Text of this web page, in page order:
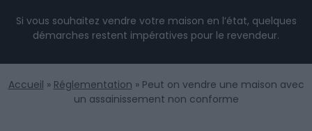
Si vous souhaitez vendre votre maison en l’état, quelques
démarches restent impératives pour le revendeur.
Accueil » Réglementation » Peut on vendre une maison avec
un assainissement non conforme